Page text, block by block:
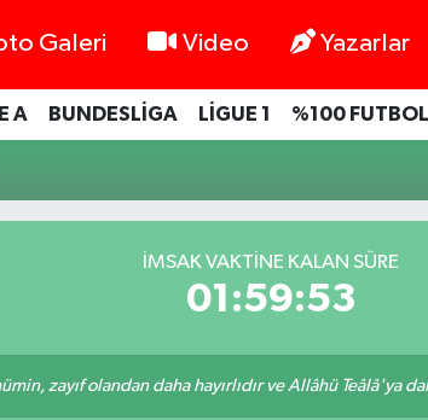
Galeri Video Yazarlar
A BUNDESLİGA LİGUE 1 %100 FUTBOL
İMSAK VAKTINE KALAN SÜRE
01:59:53
zayıf olandan daha hayırlıdır ve Allâhü Teâlâ'ya